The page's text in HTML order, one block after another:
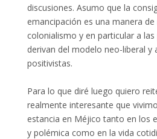
discusiones. Asumo que la
emancipación es una manera de
colonialismo y en particular a
derivan del modelo neo-liberal y
positivistas.
Para lo que diré luego quiero
realmente interesante que
estancia en Méjico tanto en los
y polémica como en la vida